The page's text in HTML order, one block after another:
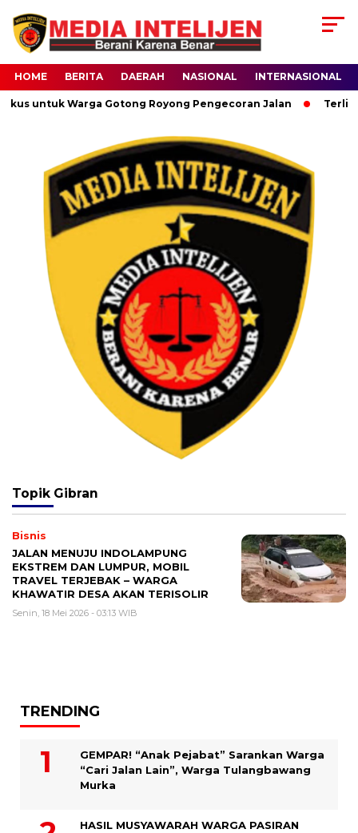
HOME BERITA DAERAH NASIONAL INTERNASIONAL
untuk Warga Gotong Royong Pengecoran Jalan Terlilit
Topik Gibran
Bisnis
JALAN MENUJU INDOLAMPUNG
EKSTREM DAN LUMPUR, MOBIL
TRAVEL TERJEBAK – WARGA
KHAWATIR DESA AKAN TERISOLIR
Senin, 18 Mei 2026 - 03:13 WIB
TRENDING
GEMPAR! “Anak Pejabat” Sarankan Warga
“Cari Jalan Lain”, Warga Tulangbawang
Murka
HASIL MUSYAWARAH WARGA PASIRAN